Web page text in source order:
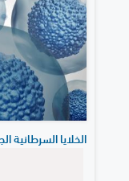
الخلايا السرطانية